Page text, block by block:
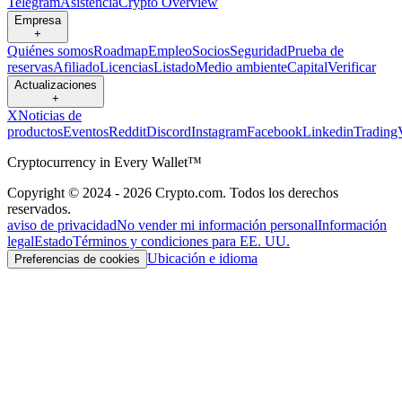
Empresa
+
Quiénes somosRoadmapEmpleoSociosSeguridadPrueba de
reservasAfiliadoLicenciasListadoMedio ambienteCapitalVerificar
Actualizaciones
+
XNoticias de
productosEventosRedditDiscordInstagramFacebookLinkedin
Cryptocurrency in Every Wallet™
Copyright © 2024 - 2026 Crypto.com. Todos los derechos
reservados.
aviso de privacidadNo vender mi información personalInformación
legalEstadoTérminos y condiciones para EE. UU.
Preferencias de cookies Ubicación e idioma